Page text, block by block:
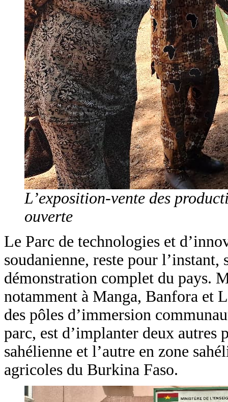
L’exposition-vente des
ouverte
Le Parc de technologies et
soudanienne, reste pour
démonstration complet du pays.
notamment à Manga, Banfora et
des pôles d’immersion
parc, est d’implanter deux autres
sahélienne et l’autre en zone
agricoles du Burkina Faso.